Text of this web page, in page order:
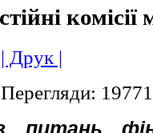
комісії
| Друк |
Перегляди: 19771
питань